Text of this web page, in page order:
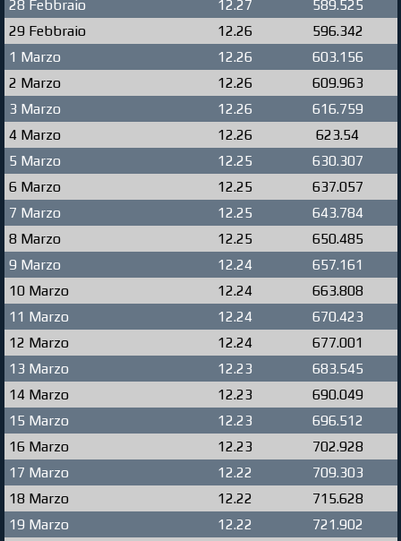
28 Febbraio 12.27
589.525
29 Febbraio
12.26
596.342
1 Marzo
12.26
603.156
2 Marzo
12.26
609.963
3 Marzo
12.26
616.759
4 Marzo
12.26
623.54
5 Marzo
12.25
630.307
6 Marzo
12.25
637.057
7 Marzo
12.25
643.784
8 Marzo
12.25
650.485
9 Marzo
12.24
657.161
10 Marzo
12.24
663.808
11 Marzo
12.24
670.423
12 Marzo
12.24
677.001
13 Marzo
12.23
683.545
14 Marzo
12.23
690.049
15 Marzo
12.23
696.512
16 Marzo
12.23
702.928
17 Marzo
12.22
709.303
18 Marzo
12.22
715.628
19 Marzo
12.22
721.902